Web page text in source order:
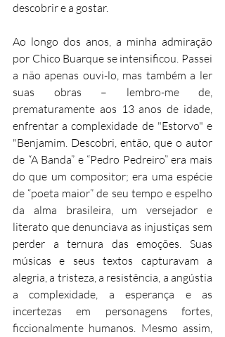
descobrir e a gostar.
Ao longo dos anos, a minha admiração
por Chico Buarque se intensificou. Passei
a não apenas ouvi-lo, mas também a ler
suas obras – lembro-me de,
prematuramente aos 13 anos de idade,
enfrentar a complexidade de "Estorvo" e
"Benjamim. Descobri, então, que o autor
de “A Banda” e “Pedro Pedreiro” era mais
do que um compositor; era uma espécie
de “poeta maior” de seu tempo e espelho
da alma brasileira, um versejador e
literato que denunciava as injustiças sem
perder a ternura das emoções. Suas
músicas e seus textos capturavam a
alegria, a tristeza, a resistência, a angústia
a complexidade, a esperança e as
incertezas em personagens fortes,
ficcionalmente humanos. Mesmo assim,